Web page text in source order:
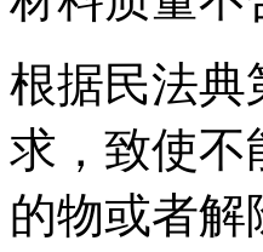
根据民法典
求，致使不
的物或者